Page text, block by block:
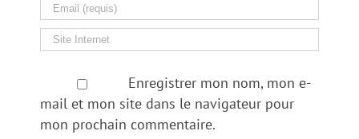
Enregistrer mon nom, mon e-
mail et mon site dans le navigateur pour
mon prochain commentaire.